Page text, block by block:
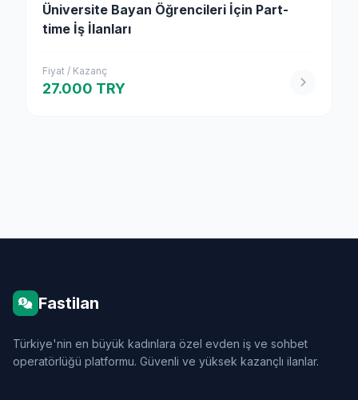
Üniversite Bayan Öğrencileri İçin Part-
time İş İlanları
Fiyat / Kazanç
27.000 TRY
Fastilan
Türkiye'nin en büyük kadınlara özel evden iş ve sohbet
operatörlüğü platformu. Güvenli ve yüksek kazançlı ilanlar.